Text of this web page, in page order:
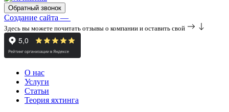
Обратный звонок
Создание сайта —
Здесь вы можете почитать отзывы о компании и оставить свой
О нас
Услуги
Статьи
Теория яхтинга